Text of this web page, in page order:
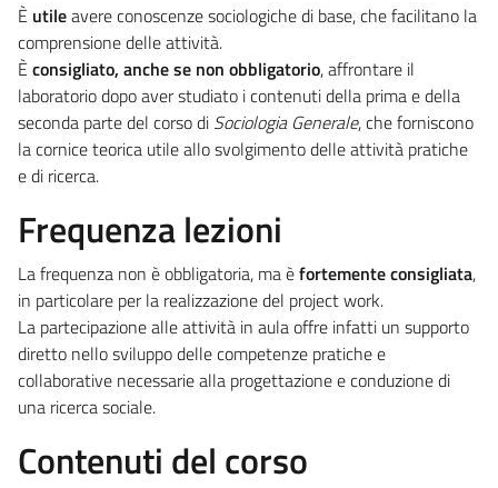
È utileavere conoscenze sociologiche di base, che facilitano la
comprensione delle attività.
È consigliato, anche se non obbligatorio, affrontare il
laboratorio dopo aver studiato i contenuti della prima e della
seconda parte del corso di Sociologia Generale, che forniscono
la cornice teorica utile allo svolgimento delle attività pratiche
e di ricerca.
Frequenza lezioni
La frequenza non è obbligatoria, ma èfortemente consigliata,
in particolare per la realizzazione del project work.
La partecipazione alle attività in aula offre infatti un supporto
diretto nello sviluppo delle competenze pratiche e
collaborative necessarie alla progettazione e conduzione di
una ricerca sociale.
Contenuti del corso